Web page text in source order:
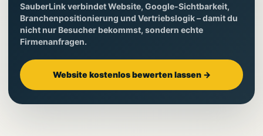
SauberLink verbindet Website, Google-Sichtbarkeit,
Branchenpositionierung und Vertriebslogik – damit du
nicht nur Besucher bekommst, sondern echte
Firmenanfragen.
Website kostenlos bewerten lassen →